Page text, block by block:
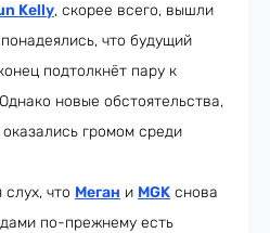
Kelly, скорее всего, вышли
что будущий
подтолкнёт пару к
новые обстоятельства,
громом среди
что Меган и MGK снова
по-прежнему есть